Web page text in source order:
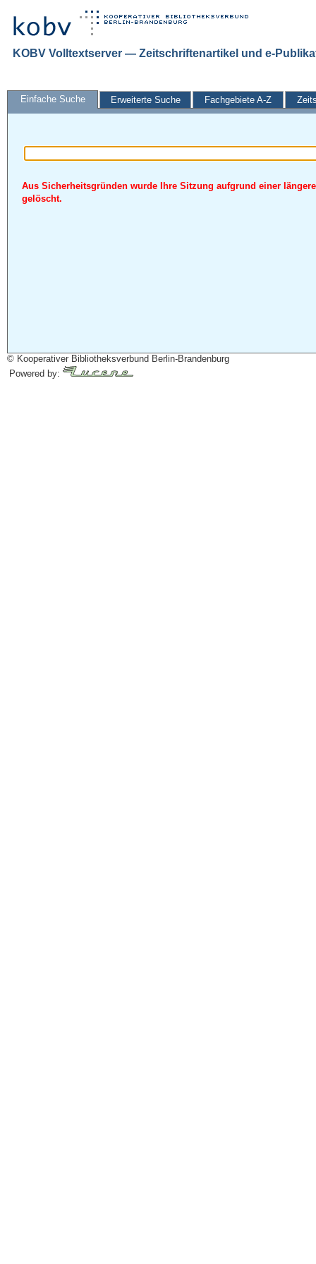
KOBV Volltextserver — Zeitschriftenartikel und e-
Einfache Suche Erweiterte Suche Fachgebiete A-Z
Aus Sicherheitsgründen wurde Ihre Sitzung aufgrund einer
gelöscht.
© Kooperativer Bibliotheksverbund Berlin-Brandenburg
Powered by: